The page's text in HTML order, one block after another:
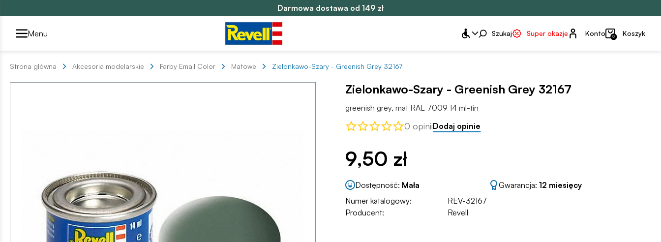
Darmowa dostawa od 149 zł
Przełącznik segmentów2
Menu Szukaj Super okazje Konto
Konto 0 Koszyk
Strona główna Akcesoria modelarskie Farby Email Color Matowe Zielonkawo-Szary - Greenish Grey 32167
Zielonkawo-Szary - Greenish Grey 32167
greenish grey, mat RAL 7009 14 ml-tin
0 opiniiDodaj opinie
9,50 zł
Dostępność: Mała Gwarancja: 12 miesięcy
Numer katalogowy:
REV-32167
Producent:
Revell